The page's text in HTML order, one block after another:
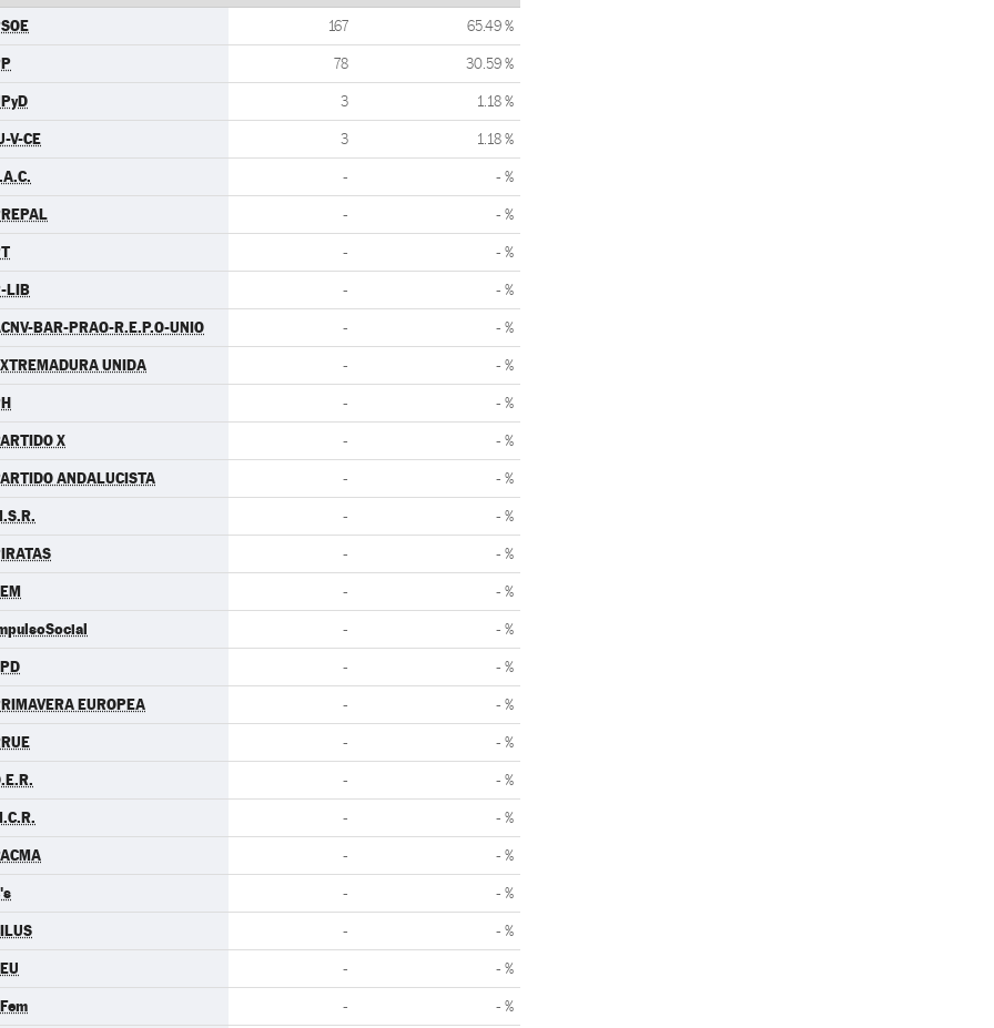
167 65.49 %
78 30.59 %
3 1.18 %
V-CE 3 1.18 %
- - %
- - %
- - %
LIB - - %
BAR-PRAO-R.E.P.O-UNIO - - %
UNIDA - - %
- - %
X - - %
ANDALUCISTA - - %
- - %
- - %
- - %
- - %
- - %
EUROPEA - - %
- - %
- - %
- - %
- - %
- - %
- - %
- - %
- - %